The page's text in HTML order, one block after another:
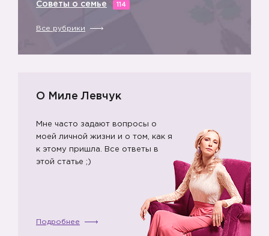
Советы о семье 114
Все рубрики
О Миле Левчук
Мне часто задают вопросы о
моей личной жизни и о том, как я
к этому пришла. Все ответы в
этой статье ;)
Подробнее